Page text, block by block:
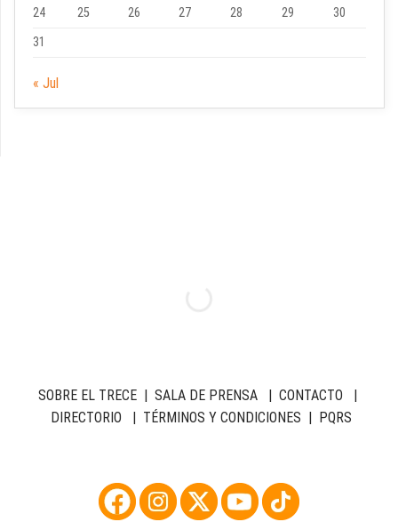
24
25 26 27 28 29
30
31
« Jul
SOBRE EL TRECE| SALA DE PRENSA| CONTACTO |
DIRECTORIO | TÉRMINOS Y CONDICIONES | PQRS